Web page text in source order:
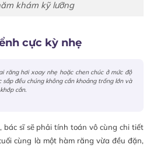
khám kỹ lưỡng
cực kỳ nhẹ
răng hơi xoay nhẹ hoặc chen chúc ở mức độ
sắp đều chúng không cần khoảng trống lớn và
cắn.
bác sĩ sẽ phải tính toán vô cùng chi tiết
cùng là một hàm răng vừa đều đặn,